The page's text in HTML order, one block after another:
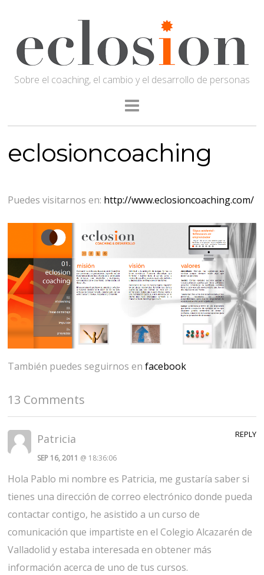
Sobre el coaching, el cambio y el desarrollo de personas
eclosioncoaching
Puedes visitarnos en: http://www.eclosioncoaching.com/
También puedes seguirnos enfacebook
13 Comments
Patricia
SEP 16, 2011 @ 18:36:06
Hola Pablo mi nombre es Patricia, me gustaría saber si
tienes una dirección de correo electrónico donde pueda
contactar contigo, he asistido a un curso de
comunicación que impartiste en el Colegio Alcazarén de
Valladolid y estaba interesada en obtener más
información acerca de uno de tus cursos.
REPLY